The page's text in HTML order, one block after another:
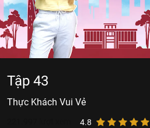
Tập 43
Thực Khách Vui Vẻ
4.8